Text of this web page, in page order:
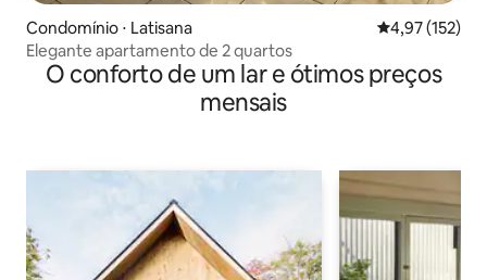
Condomínio ⋅ Latisana 4,97 de uma
4,97 (152)
Elegante apartamento de 2 quartos
O conforto de um lar e ótimos preços
mensais